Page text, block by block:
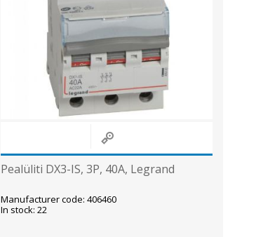
Pealüliti DX3-IS, 3P, 40A, Legrand
Manufacturer code: 406460
In stock: 22